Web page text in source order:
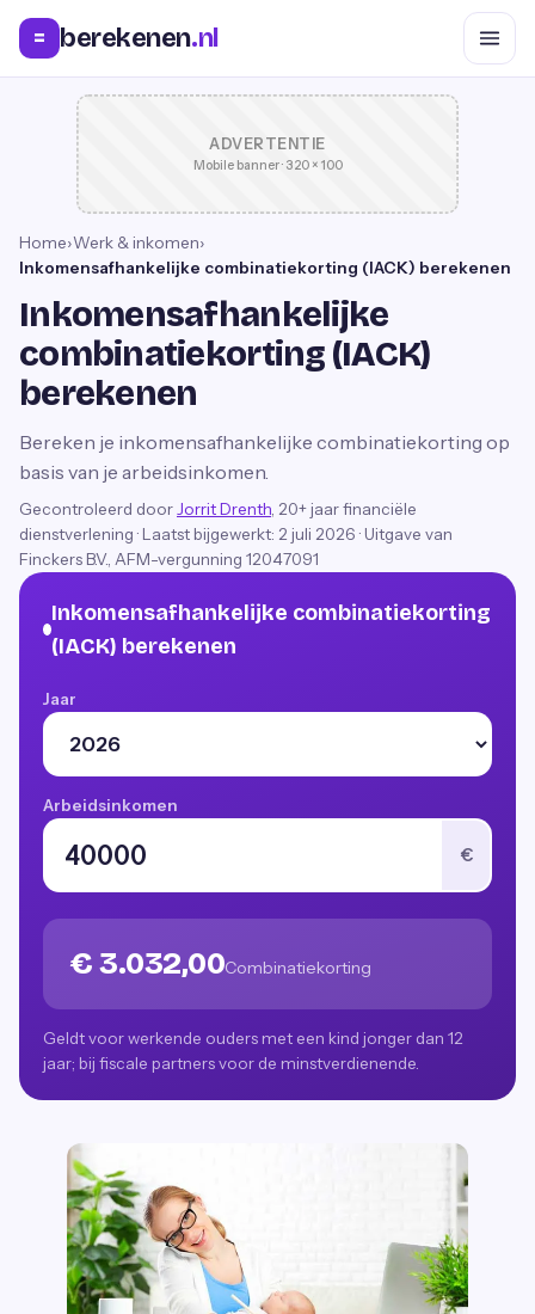
= berekenen.nl
ADVERTENTIE
Mobile banner · 320 × 100
Home›Werk & inkomen›
Inkomensafhankelijke combinatiekorting (IACK) berekenen
Inkomensafhankelijke
combinatiekorting (IACK)
berekenen
Bereken je inkomensafhankelijke combinatiekorting op
basis van je arbeidsinkomen.
Gecontroleerd door Jorrit Drenth , 20+ jaar financiële
dienstverlening · Laatst bijgewerkt: 2 juli 2026 · Uitgave van
Finckers B.V., AFM-vergunning 12047091
Inkomensafhankelijke combinatiekorting
(IACK) berekenen
Jaar
Arbeidsinkomen
€
€ 3.032,00Combinatiekorting
Geldt voor werkende ouders met een kind jonger dan 12
jaar; bij fiscale partners voor de minstverdienende.